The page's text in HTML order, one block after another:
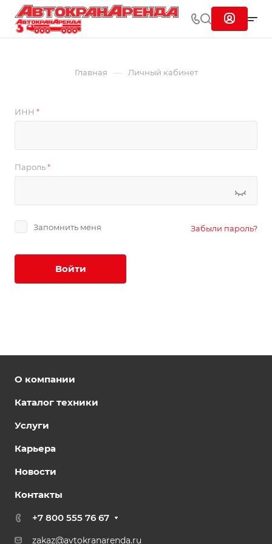
Главная — Личный кабинет
ИНН *
Пароль*
Запомнить меня Забыли пароль?
Войти
О компании
Каталог техники
Услуги
Карьера
Новости
Контакты
+7 800 555 76 67
zakaz@avtokranarenda.ru